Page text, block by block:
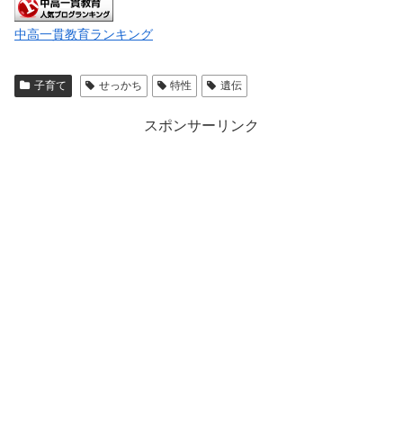
中高一貫教育ランキング
子育て せっかち 特性 遺伝
スポンサーリンク